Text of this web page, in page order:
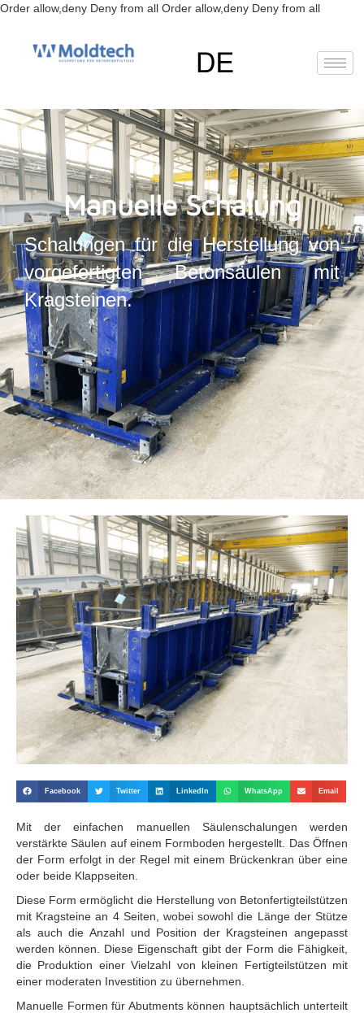
Order allow,deny Deny from all Order allow,deny Deny from allZum
FR(Französisch)
RU(Russisch)
ES(Spanisch)
Deutsch
Manuelle Schalung
Schalungen für die Herstellung von
vorgefertigten Betonsäulen mit
Kragsteinen.
Facebook Twitter LinkedIn WhatsApp Email
Mit der einfachen manuellen Säulenschalungen werden
verstärkte Säulen auf einem Formboden hergestellt. Das Öffnen
der Form erfolgt in der Regel mit einem Brückenkran über eine
oder beide Klappseiten.
Diese Form ermöglicht die Herstellung von Betonfertigteilstützen
mit Kragsteine an 4 Seiten, wobei sowohl die Länge der Stütze
als auch die Anzahl und Position der Kragsteinen angepasst
werden können. Diese Eigenschaft gibt der Form die Fähigkeit,
die Produktion einer Vielzahl von kleinen Fertigteilstützen mit
einer moderaten Investition zu übernehmen.
Manuelle Formen für Abutments können hauptsächlich unterteilt